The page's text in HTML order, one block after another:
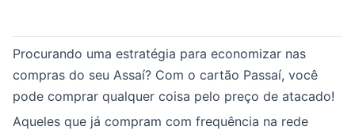
Procurando uma estratégia para economizar nas
compras do seu Assaí? Com o cartão Passaí, você
pode comprar qualquer coisa pelo preço de atacado!
Aqueles que já compram com frequência na rede